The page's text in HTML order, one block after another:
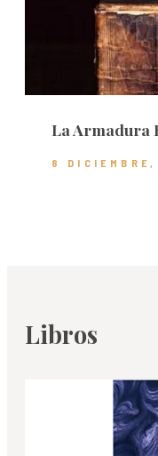
La Armadura
8
Libros